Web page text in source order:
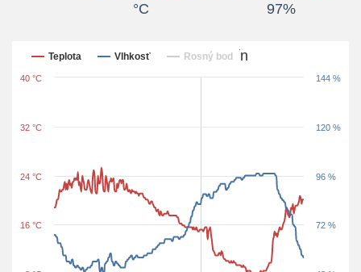
°C
97%
Posledných 24 hodín
Teplota Vlhkosť Rosný bod
16 °C
24 °C
32 °C
40 °C
72 %
96 %
120 %
144 %